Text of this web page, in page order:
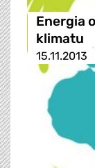
Energia
klimatu
15.11.2013